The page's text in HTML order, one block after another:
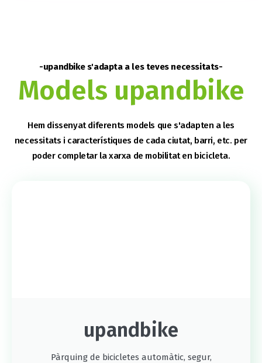
-upandbike s'adapta a les teves necessitats-
Models upandbike
Hem dissenyat diferents models que s'adapten a les
necessitats i característiques de cada ciutat, barri, etc. per
poder completar la xarxa de mobilitat en bicicleta.
upandbike
Pàrquing de bicicletes automàtic, segur,